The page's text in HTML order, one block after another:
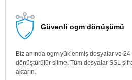
Güvenli ogm dönüşümü
Biz anında ogm yüklenmiş dosyalar ve
dönüştürülür silme. Tüm dosyalar SSL
aktarın.